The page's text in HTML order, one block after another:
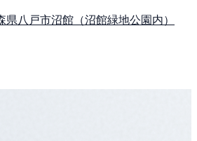
八戸市沼館（沼館緑地公園内）